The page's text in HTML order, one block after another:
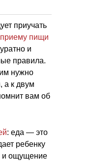
приучать
приему пищи
и
правила.
нужно
а к двум
вам об
: еда — это
ребенку
и ощущение